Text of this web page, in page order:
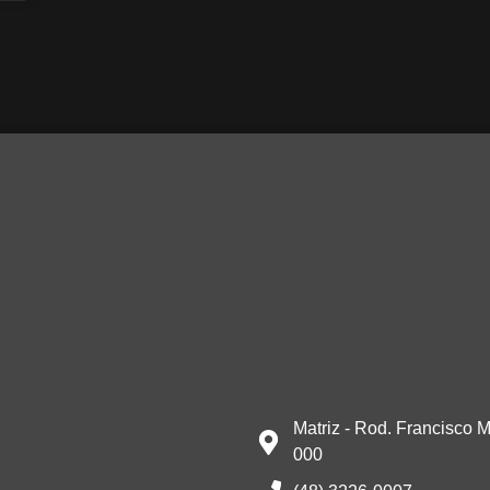
Matriz - Rod. Francisco
000